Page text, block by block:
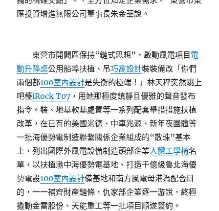
匯投資增進無限公司董事長朱金華說。
東營市開闢區保持“鏈式思想”，啟動風電項目 電
動升降桌公用船埠扶植、吊巧寓設計裝裝備改「你們
兩個都100室內設計是失衡的極端！」林天秤突然跳上
吧檯iRock T07 ，用她那極度鎮靜且優雅的聲音發布
指令。裝、地基軟基處置等一系列配套舉措措施扶植
改革，在已有的美國米德、中車兆源、新年夜團體等
一批海優勢電制造聯繫關係企業組成的“散珠”基本
上，列出國際外風電設備制造頭部企業人體工學椅名
單，以扶植渤中海優勢電基地、打造千億級魯北海優
勢電設100室內設計備基地和南方風電母港為配合目
的，一一補齊財產鏈條，仇家部企業逐一游說，終極
撬動金雷股份、天能重工等一批項目順遂簽約。